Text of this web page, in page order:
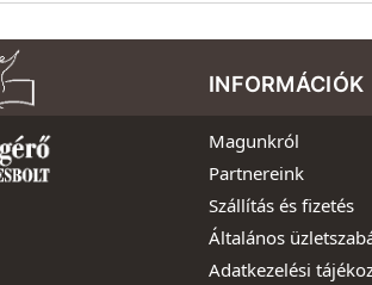
INFORMÁCIÓK
Magunkról
Partnereink
Szállítás és fizetés
Általános
Adatkezelési